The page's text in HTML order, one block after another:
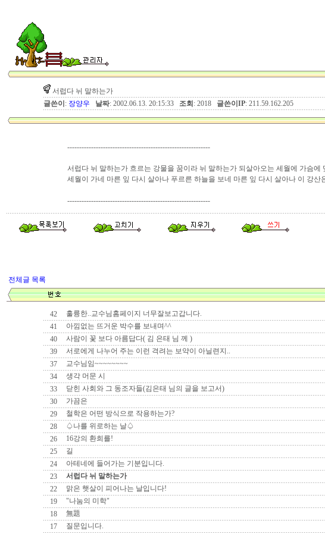
서럽다 뉘 말하는가
글쓴이 : 장양우 날짜: 2002.06.13. 20:15:33 조회 : 2018 글쓴이IP: 211.59.162.205
------------------------------------------------------------
서럽다 뉘 말하는가 흐르는 강물을 꿈이라 뉘 말하는가 되살아오는 세월에 가슴
세월이 가네 마른 잎 다시 살아나 푸르른 하늘을 보네 마른 잎 다시 살아나 이 강
------------------------------------------------------------
전체글 목록
42 훌륭한..교수님홈페이지 너무잘보고갑니다.
41
아낌없는 뜨거운 박수를 보내며^^
40
사람이 꽃 보다 아름답다( 김 은태 님 께 )
39
서로에게 나누어 주는 이런 격려는 보약이 아닐련지..
37
교수님임~~~~~~~~
34
생각 머문 시
33
닫힌 사회와 그 동조자들(김은태 님의 글을 보고서)
30
가끔은
29
철학은 어떤 방식으로 작용하는가?
28
♤나를 위로하는 날♤
26
16강의 환희를!
25
길
24
아테네에 들어가는 기분입니다.
23
서럽다 뉘 말하는가
22
맑은 햇살이 피어나는 날입니다!
19
"나눔의 미학"
18
無題
17
질문입니다.